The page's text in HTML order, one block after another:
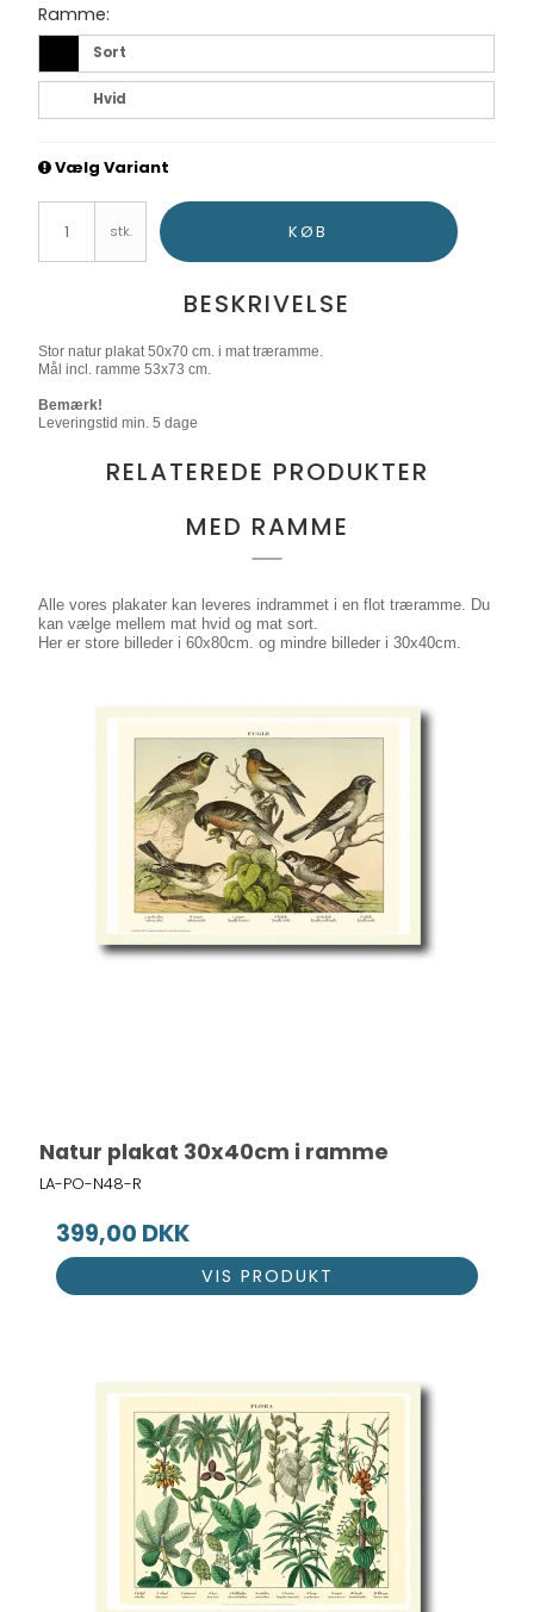
Ramme:
Sort
Hvid
Vælg Variant
stk. KØB
BESKRIVELSE
Stor natur plakat 50x70 cm. i mat træramme.
Mål incl. ramme 53x73 cm.
Bemærk!
Leveringstid min. 5 dage
RELATEREDE PRODUKTER
MED RAMME
Alle vores plakater kan leveres indrammet i en flot træramme. Du
kan vælge mellem mat hvid og mat sort.
Her er store billeder i 60x80cm. og mindre billeder i 30x40cm.
Natur plakat 30x40cm i ramme
LA-PO-N48-R
399,00 DKK
VIS PRODUKT